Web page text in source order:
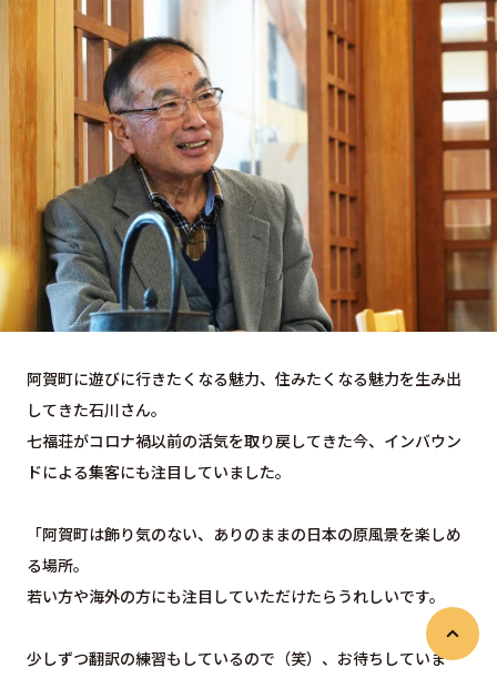
阿賀町に遊びに行きたくなる魅力、住みたくなる魅力を生み出
してきた石川さん。
七福荘がコロナ禍以前の活気を取り戻してきた今、インバウン
ドによる集客にも注目していました。
「阿賀町は飾り気のない、ありのままの日本の原風景を楽しめ
る場所。
若い方や海外の方にも注目していただけたらうれしいです。
少しずつ翻訳の練習もしているので（笑）、お待ちしていま